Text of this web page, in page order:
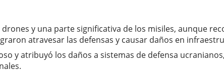
y una parte significativa de los misiles, aunque
atravesar las defensas y causar daños en
y atribuyó los daños a sistemas de defensa